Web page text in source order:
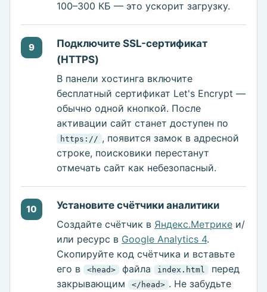
100–300 КБ — это ускорит загрузку.
9
Подключите SSL-сертификат
(HTTPS)
В панели хостинга включите
бесплатный сертификат Let's Encrypt —
обычно одной кнопкой. После
активации сайт станет доступен по
https:// , появится замок в адресной
строке, поисковики перестанут
отмечать сайт как небезопасный.
10
Установите счётчики аналитики
Создайте счётчик в Яндекс.Метрике и/
или ресурс в Google Analytics 4.
Скопируйте код счётчика и вставьте
его в
<head> файла index.html
перед
закрывающим
</head> . Не забудьте